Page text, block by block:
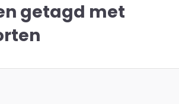
getagd met